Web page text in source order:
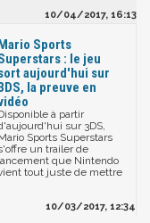
10/04/2017, 16:13
Mario Sports
: le jeu
aujourd'hui sur
la preuve en
à partir
sur 3DS,
Sports Superstars
un trailer de
que Nintendo
tout juste de mettre
10/03/2017, 12:34